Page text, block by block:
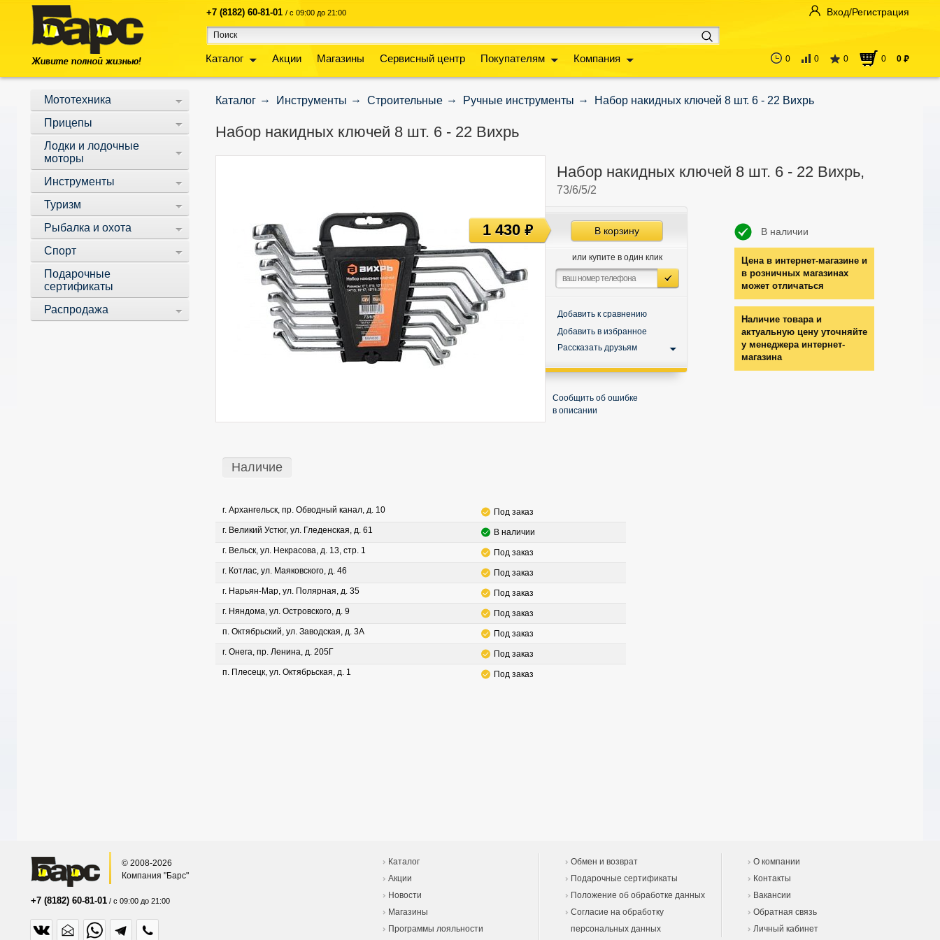
+7 (8182) 60-81-01 / с 09:00 до 21:00
Каталог Акции Магазины Сервисный центр Покупателям Компания
Вход/Регистрация
0 0 0 0 0 руб
Мототехника
Прицепы
Лодки и лодочные
моторы
Инструменты
Туризм
Рыбалка и охота
Спорт
Подарочные
сертификаты
Распродажа
Каталог Инструменты Строительные Ручные инструменты Набор накидных ключей 8 шт. 6 - 22 Вихрь
Набор накидных ключей 8 шт. 6 - 22 Вихрь
Набор накидных ключей 8 шт. 6 - 22 Вихрь,
73/6/5/2
В наличии
Цена в интернет-магазине и
в розничных магазинах
может отличаться
Наличие товара и
актуальную цену уточняйте
у менеджера интернет-
магазина
В корзину
или купите в один клик
Добавить к сравнению
Добавить в избранное
Рассказать друзьям
Сообщить об ошибке
в описании
1 430руб
Наличие
г. Архангельск, пр. Обводный канал, д. 10
Под заказ
г. Великий Устюг, ул. Гледенская, д. 61
В наличии
г. Вельск, ул. Некрасова, д. 13, стр. 1
Под заказ
г. Котлас, ул. Маяковского, д. 46
Под заказ
г. Нарьян-Мар, ул. Полярная, д. 35
Под заказ
г. Няндома, ул. Островского, д. 9
Под заказ
п. Октябрьский, ул. Заводская, д. 3А
Под заказ
г. Онега, пр. Ленина, д. 205Г
Под заказ
п. Плесецк, ул. Октябрьская, д. 1
Под заказ
© 2008-2026
Компания "Барс"
+7 (8182) 60-81-01 / с 09:00 до 21:00
Каталог
Акции
Новости
Магазины
Программы лояльности
Обмен и возврат
Подарочные сертификаты
Положение об обработке данных
Согласие на обработку
персональных данных
О компании
Контакты
Вакансии
Обратная связь
Личный кабинет